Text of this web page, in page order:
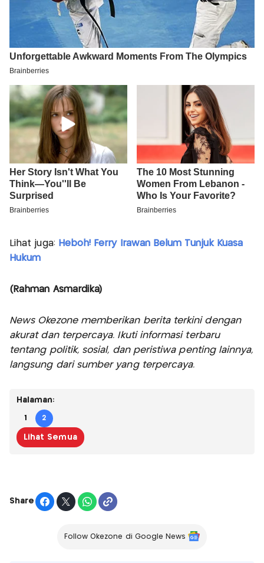
Lihat juga: Heboh! Ferry Irawan Belum Tunjuk Kuasa
Hukum
(Rahman Asmardika)
News Okezone memberikan berita terkini dengan
akurat dan terpercaya. Ikuti informasi terbaru
tentang politik, sosial, dan peristiwa penting lainnya,
langsung dari sumber yang terpercaya.
Halaman:
1 2
Lihat Semua
Share
Follow Okezone di Google News